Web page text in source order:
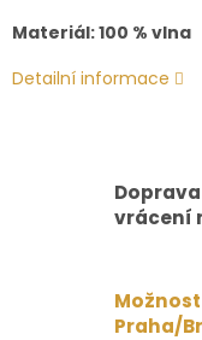
Materiál: 100 % vlna
Detailní informace
vrácení
Praha/